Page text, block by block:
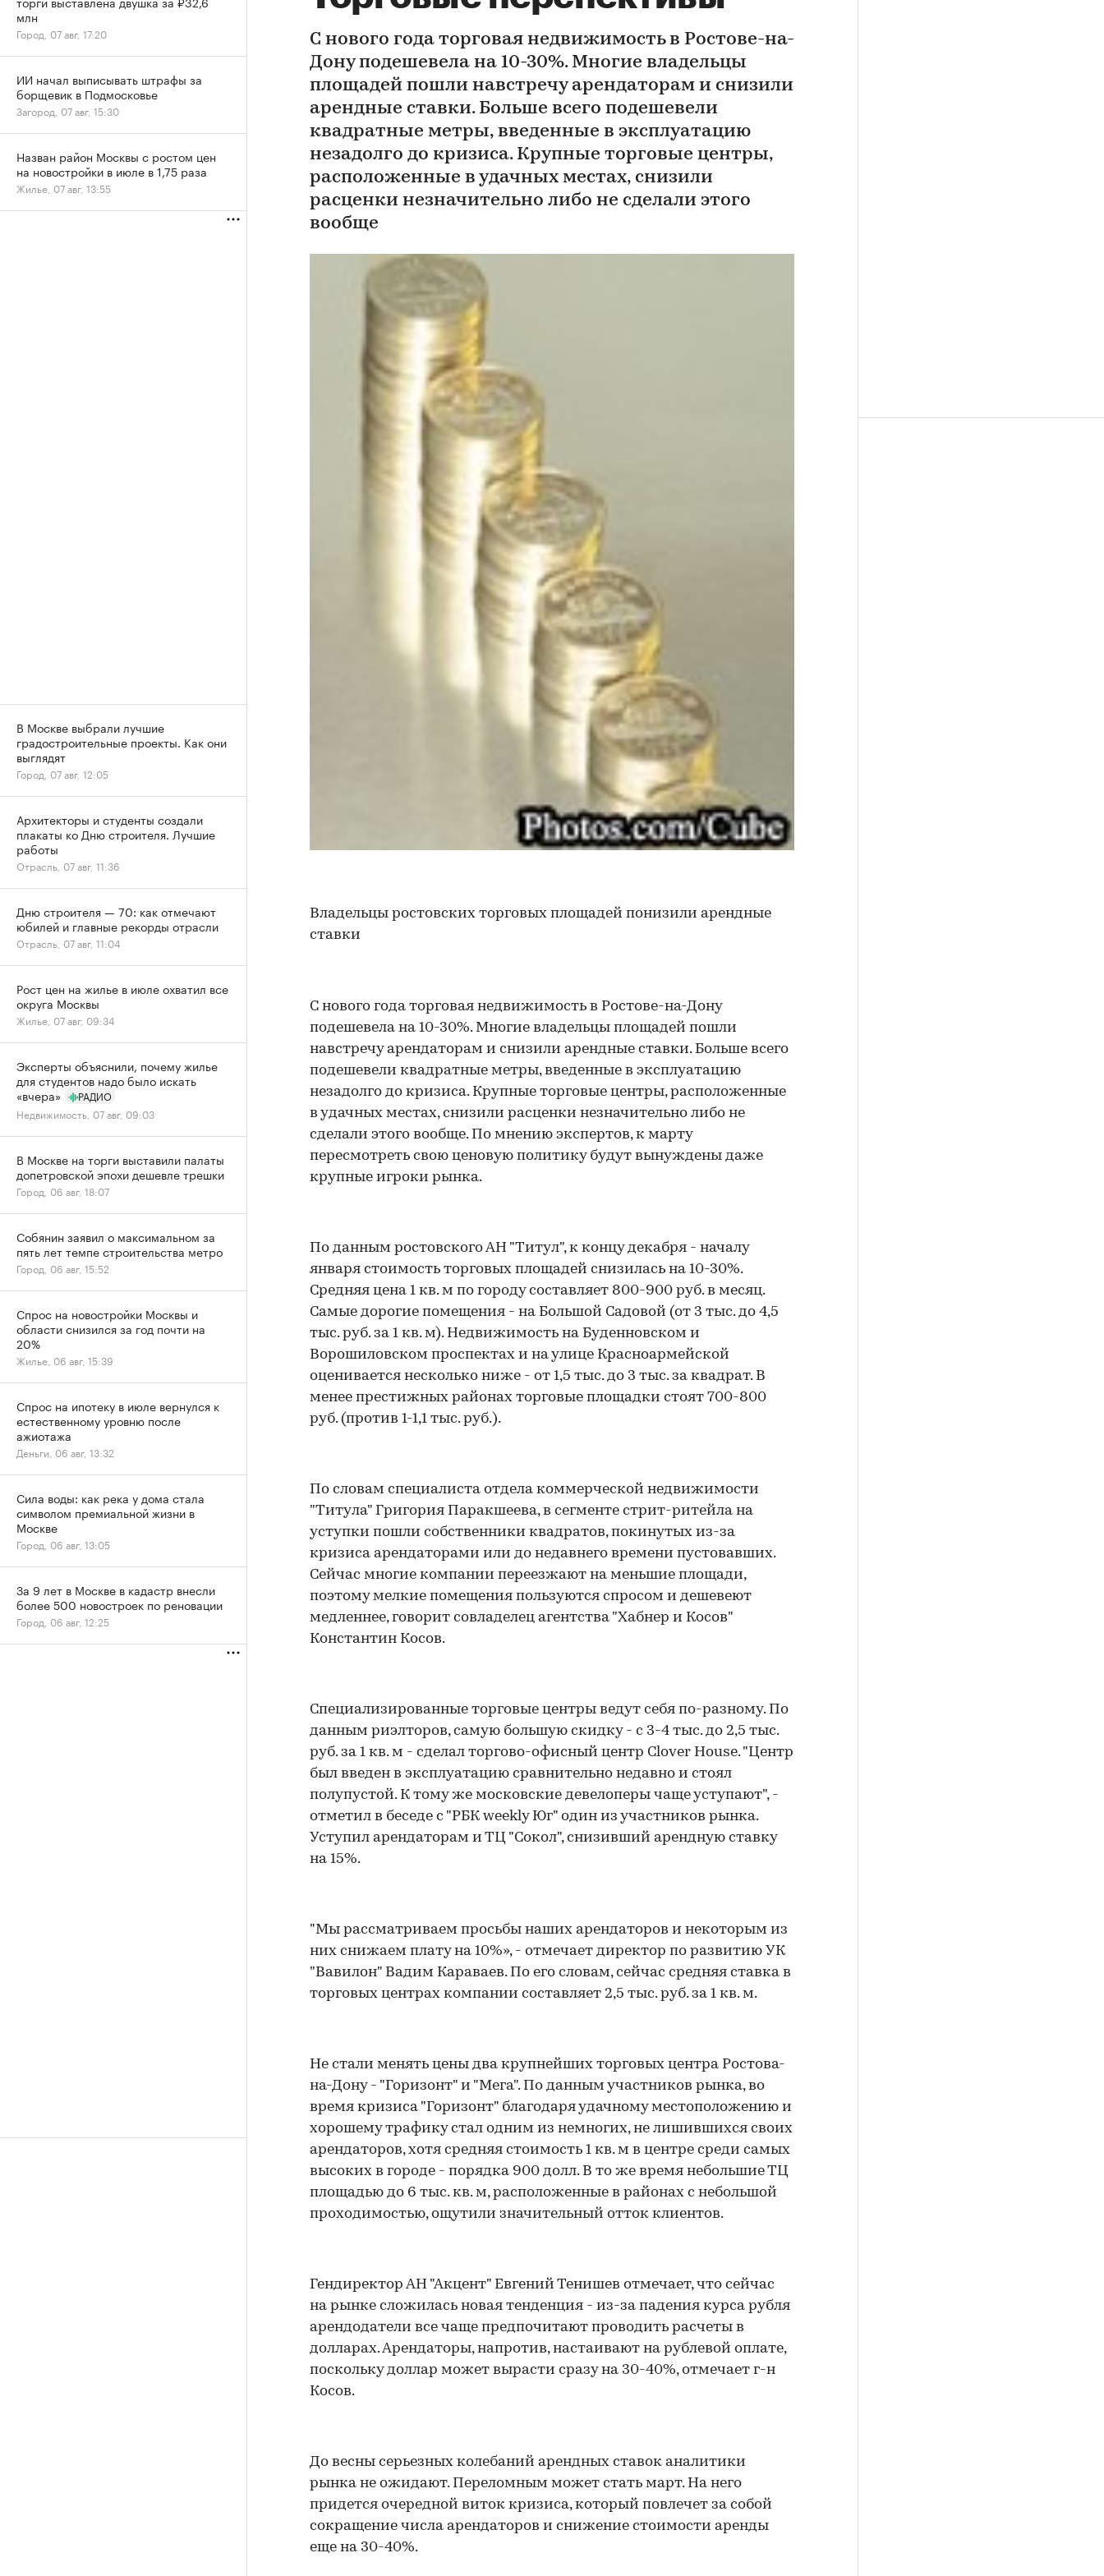
С нового года торговая недвижимость в Ростове-на-
Дону подешевела на 10-30%. Многие владельцы
площадей пошли навстречу арендаторам и снизили
арендные ставки. Больше всего подешевели
квадратные метры, введенные в эксплуатацию
незадолго до кризиса. Крупные торговые центры,
расположенные в удачных местах, снизили
расценки незначительно либо не сделали этого
вообще
Владельцы ростовских торговых площадей понизили арендные
ставки
С нового года торговая недвижимость в Ростове-на-Дону
подешевела на 10-30%. Многие владельцы площадей пошли
навстречу арендаторам и снизили арендные ставки. Больше всего
подешевели квадратные метры, введенные в эксплуатацию
незадолго до кризиса. Крупные торговые центры, расположенные
в удачных местах, снизили расценки незначительно либо не
сделали этого вообще. По мнению экспертов, к марту
пересмотреть свою ценовую политику будут вынуждены даже
крупные игроки рынка.
По данным ростовского АН "Титул", к концу декабря - началу
января стоимость торговых площадей снизилась на 10-30%.
Средняя цена 1 кв. м по городу составляет 800-900 руб. в месяц.
Самые дорогие помещения - на Большой Садовой (от 3 тыс. до 4,5
тыс. руб. за 1 кв. м). Недвижимость на Буденновском и
Ворошиловском проспектах и на улице Красноармейской
оценивается несколько ниже - от 1,5 тыс. до 3 тыс. за квадрат. В
менее престижных районах торговые площадки стоят 700-800
руб. (против 1-1,1 тыс. руб.).
По словам специалиста отдела коммерческой недвижимости
"Титула" Григория Паракшеева, в сегменте стрит-ритейла на
уступки пошли собственники квадратов, покинутых из-за
кризиса арендаторами или до недавнего времени пустовавших.
Сейчас многие компании переезжают на меньшие площади,
поэтому мелкие помещения пользуются спросом и дешевеют
медленнее, говорит совладелец агентства "Хабнер и Косов"
Константин Косов.
Специализированные торговые центры ведут себя по-разному. По
данным риэлторов, самую большую скидку - с 3-4 тыс. до 2,5 тыс.
руб. за 1 кв. м - сделал торгово-офисный центр Clover Housе. "Центр
был введен в эксплуатацию сравнительно недавно и стоял
полупустой. К тому же московские девелоперы чаще уступают", -
отметил в беседе с "РБК weekly Юг" один из участников рынка.
Уступил арендаторам и ТЦ "Сокол", снизивший арендную ставку
на 15%.
"Мы рассматриваем просьбы наших арендаторов и некоторым из
них снижаем плату на 10%», - отмечает директор по развитию УК
"Вавилон" Вадим Караваев. По его словам, сейчас средняя ставка в
торговых центрах компании составляет 2,5 тыс. руб. за 1 кв. м.
Не стали менять цены два крупнейших торговых центра Ростова-
на-Дону - "Горизонт" и "Мега". По данным участников рынка, во
время кризиса "Горизонт" благодаря удачному местоположению и
хорошему трафику стал одним из немногих, не лишившихся своих
арендаторов, хотя средняя стоимость 1 кв. м в центре среди самых
высоких в городе - порядка 900 долл. В то же время небольшие ТЦ
площадью до 6 тыс. кв. м, расположенные в районах с небольшой
проходимостью, ощутили значительный отток клиентов.
Гендиректор АН "Акцент" Евгений Тенишев отмечает, что сейчас
на рынке сложилась новая тенденция - из-за падения курса рубля
арендодатели все чаще предпочитают проводить расчеты в
долларах. Арендаторы, напротив, настаивают на рублевой оплате,
поскольку доллар может вырасти сразу на 30-40%, отмечает г-н
Косов.
До весны серьезных колебаний арендных ставок аналитики
рынка не ожидают. Переломным может стать март. На него
придется очередной виток кризиса, который повлечет за собой
сокращение числа арендаторов и снижение стоимости аренды
еще на 30-40%.
млн
Город, 07 авг, 17:20
ИИ начал выписывать штрафы за
борщевик в Подмосковье
Загород, 07 авг, 15:30
Назван район Москвы с ростом цен
на новостройки в июле в 1,75 раза
Жилье, 07 авг, 13:55
В Москве выбрали лучшие
градостроительные проекты. Как они
выглядят
Город, 07 авг, 12:05
Архитекторы и студенты создали
плакаты ко Дню строителя. Лучшие
работы
Отрасль, 07 авг, 11:36
Дню строителя — 70: как отмечают
юбилей и главные рекорды отрасли
Отрасль, 07 авг, 11:04
Рост цен на жилье в июле охватил все
округа Москвы
Жилье, 07 авг, 09:34
Эксперты объяснили, почему жилье
для студентов надо было искать
«вчера»
РАДИО
Недвижимость, 07 авг, 09:03
В Москве на торги выставили палаты
допетровской эпохи дешевле трешки
Город, 06 авг, 18:07
Собянин заявил о максимальном за
пять лет темпе строительства метро
Город, 06 авг, 15:52
Спрос на новостройки Москвы и
области снизился за год почти на
20%
Жилье, 06 авг, 15:39
Спрос на ипотеку в июле вернулся к
естественному уровню после
ажиотажа
Деньги, 06 авг, 13:32
Сила воды: как река у дома стала
символом премиальной жизни в
Москве
Город, 06 авг, 13:05
За 9 лет в Москве в кадастр внесли
более 500 новостроек по реновации
Город, 06 авг, 12:25